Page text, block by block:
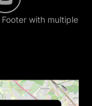
Footer with multiple